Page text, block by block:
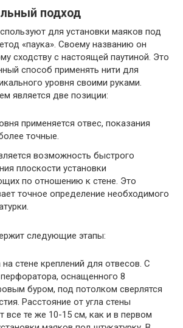
подход
для установки маяков под
«паука». Своему названию он
сходству с настоящей паутиной. Это
способ применять нити для
уровня своими руками.
является две позиции:
применяется отвес, показания
точные.
возможность быстрого
плоскости установки
по отношению к стене. Это
точное определение необходимого
следующие этапы:
стене креплений для отвесов. С
оснащенного 8
буром, под потолком сверлятся
Расстояние от угла стены
все те же 10-15 см, как и в первом